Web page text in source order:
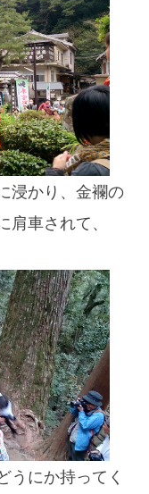
浸かり、金襴の
車されて、
うにか持ってく